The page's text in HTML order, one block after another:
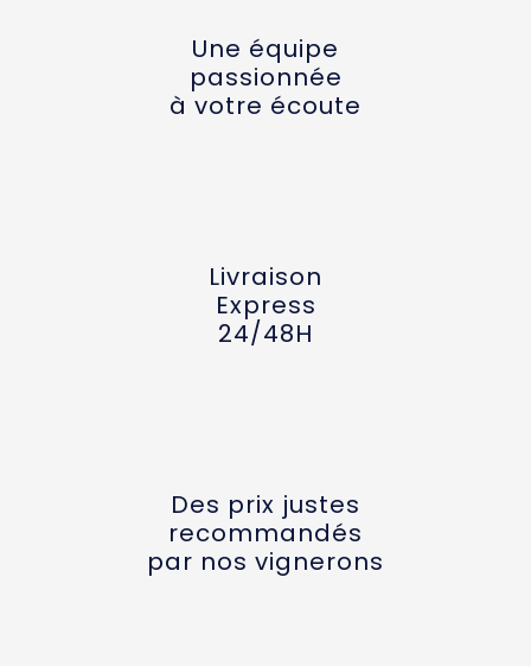
Une équipe
passionnée
à votre écoute
Livraison
Express
24/48H
Des prix justes
recommandés
par nos vignerons